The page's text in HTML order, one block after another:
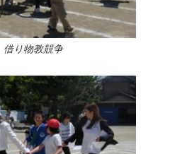
借り物教競争